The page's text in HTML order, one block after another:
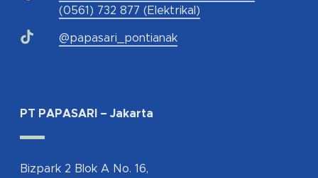
(0561) 732 877 (Elektrikal)
@papasari_pontianak
PT PAPASARI – Jakarta
Bizpark 2 Blok A No. 16,